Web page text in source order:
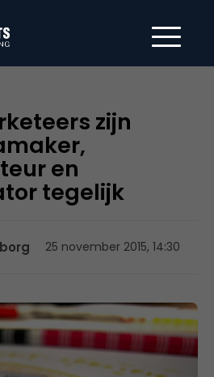
zijn
en
tegelijk
25 november 2015, 14:30